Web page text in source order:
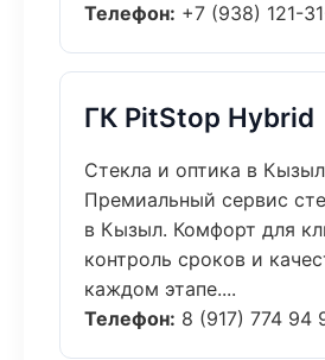
Телефон: +7 (938) 121-
ГК PitStop Hybrid
Стекла и оптика в Кызыл
Премиальный сервис
в Кызыл. Комфорт для
контроль сроков и
каждом этапе....
Телефон: 8 (917) 774 94